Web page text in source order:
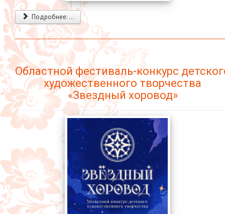
Подробнее: ...
Областной фестиваль-конкурс
художественного творчества
«Звездный хоровод»